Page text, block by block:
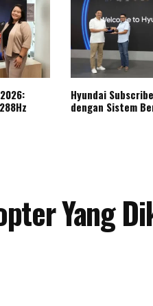
Hyundai
dengan Sistem
Yang